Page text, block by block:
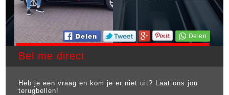
Bel me direct
Heb je een vraag en kom je er niet uit? Laat ons jou
terugbellen!